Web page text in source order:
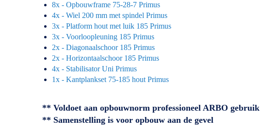
8x - Opbouwframe 75-28-7 Primus
4x - Wiel 200 mm met spindel Primus
3x - Platform hout met luik 185 Primus
3x - Voorloopleuning 185 Primus
2x - Diagonaalschoor 185 Primus
2x - Horizontaalschoor 185 Primus
4x - Stabilisator Uni Primus
1x - Kantplankset 75-185 hout Primus
** Voldoet aan opbouwnorm professioneel ARBO gebruik
** Samenstelling is voor opbouw aan de gevel